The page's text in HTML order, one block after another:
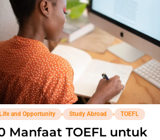
and Opportunity Study Abroad TOEFL
Manfaat TOEFL untuk